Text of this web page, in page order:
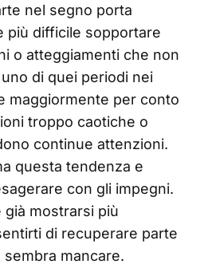
nel segno porta
più difficile sopportare
o atteggiamenti che non
di quei periodi nei
maggiormente per conto
troppo caotiche o
continue attenzioni.
questa tendenza e
con gli impegni.
mostrarsi più
di recuperare parte
sembra mancare.